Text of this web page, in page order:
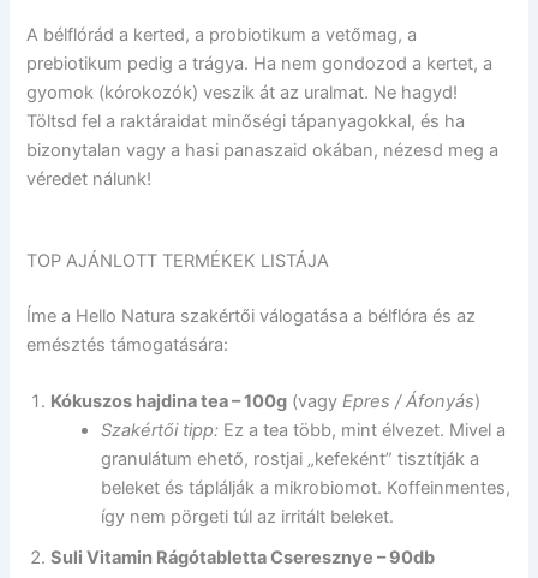
A bélflórád a kerted, a probiotikum a vetőmag, a
prebiotikum pedig a trágya. Ha nem gondozod a kertet, a
gyomok (kórokozók) veszik át az uralmat. Ne hagyd!
Töltsd fel a raktáraidat minőségi tápanyagokkal, és ha
bizonytalan vagy a hasi panaszaid okában, nézesd meg a
véredet nálunk!
TOP AJÁNLOTT TERMÉKEK LISTÁJA
Íme a Hello Natura szakértői válogatása a bélflóra és az
emésztés támogatására:
Kókuszos hajdina tea – 100g (vagyEpres / Áfonyás)
Szakértői tipp: Ez a tea több, mint élvezet. Mivel a
granulátum ehető, rostjai „kefeként” tisztítják a
beleket és táplálják a mikrobiomot. Koffeinmentes,
így nem pörgeti túl az irritált beleket.
Suli Vitamin Rágótabletta Cseresznye – 90db